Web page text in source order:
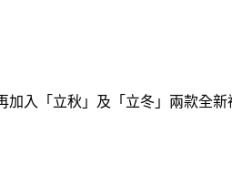
入「立秋」及「立冬」兩款全